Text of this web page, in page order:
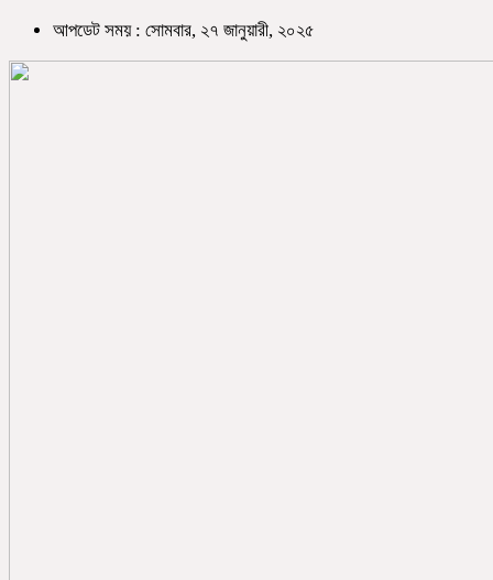
আপডেট সময় : সোমবার, ২৭ জানুয়ারী, ২০২৫